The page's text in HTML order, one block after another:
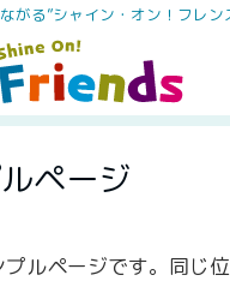
がる”シャイン・オン！フレン
ページ
ルページです。同じ位